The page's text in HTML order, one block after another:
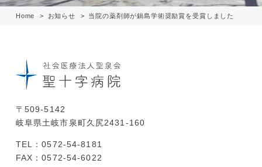
Home お知らせ 当院の薬剤師が鍋島学術奨励賞を受賞しました
〒509-5142
岐阜県土岐市泉町久尻2431-160
TEL：0572-54-8181
FAX：0572-54-6022